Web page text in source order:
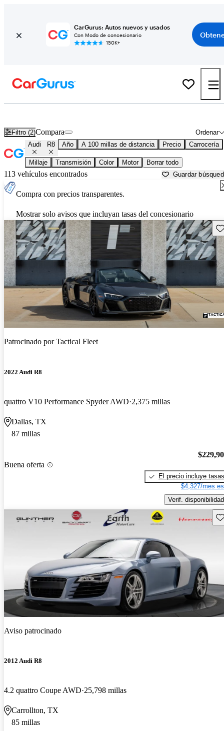
CarGurus: Autos nuevos y usados
Con Modo de concesionario
150K+
Filtro (2) Ordenar
Compara
Audi R8 Año A 100 millas de distancia Precio Carrocería
Millaje Transmisión Color Motor Borrar todo
113 vehículos encontrados Guardar
Compra con precios transparentes.
Mostrar solo avisos que incluyan tasas del concesionario
Patrocinado porTactical Fleet
2022 Audi R8
quattro V10 Performance Spyder AWD 2,375 millas
Dallas, TX
87 millas
Buena oferta
El precio incluye tasas
$4,327/mes
Verif. disponibilidad
Aviso patrocinado
2012 Audi R8
4.2 quattro Coupe AWD 25,798 millas
Carrollton, TX
85 millas